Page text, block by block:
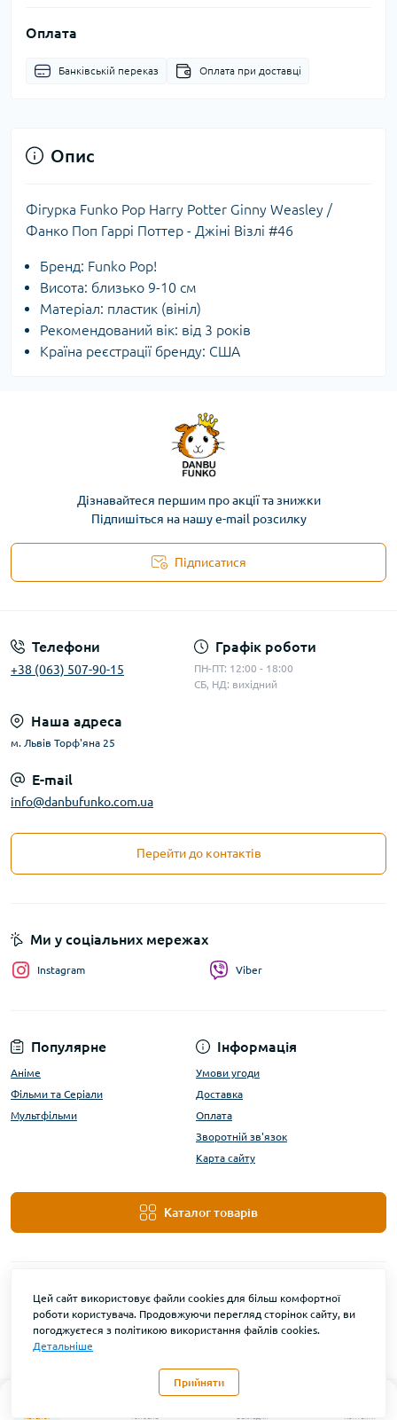
Каталог Головна Закладки Контакти
Оплата
Банківській переказ Оплата при доставці
Опис
Фігурка Funko Pop Harry Potter Ginny Weasley /
Фанко Поп Гаррі Поттер - Джіні Візлі #46
Бренд: Funko Pop!
Висота: близько 9-10 см
Матеріал: пластик (вініл)
Рекомендований вік: від 3 років
Країна реєстрації бренду: США
Дізнавайтеся першим про акції та знижки
Підпишіться на нашу e-mail розсилку
Підписатися
Телефони
+38 (063) 507-90-15
Графік роботи
ПН-ПТ: 12:00 - 18:00
СБ, НД: вихідний
Наша адреса
м. Львів Торф'яна 25
E-mail
info@danbufunko.com.ua
Перейти до контактів
Популярне
Аніме
Фільми та Серіали
Мультфільми
Інформація
Умови угоди
Доставка
Оплата
Зворотній зв'язок
Карта сайту
Каталог товарів
Ми у соціальних мережах
Instagram Viber
Цей сайт використовує файли cookies для більш комфортної
роботи користувача. Продовжуючи перегляд сторінок сайту, ви
погоджуєтеся з політикою використання файлів cookies.
Детальніше
Прийняти